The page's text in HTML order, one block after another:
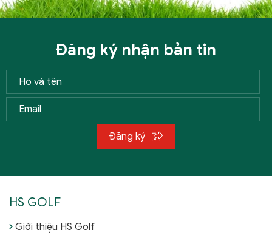
Đăng ký nhận bản tin
Đăng ký
HS GOLF
Giới thiệu HS Golf